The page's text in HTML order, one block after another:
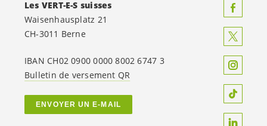
Les VERT-E-S suisses
Waisenhausplatz 21
CH-3011 Berne
IBAN CH02 0900 0000 8002 6747 3
Bulletin de versement QR
ENVOYER UN E-MAIL